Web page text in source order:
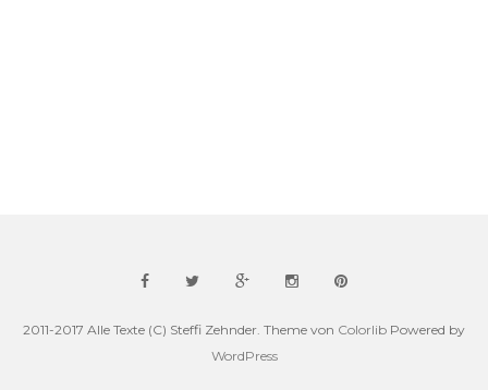
2011-2017 Alle Texte (C) Steffi Zehnder. Theme von Colorlib Powered by
WordPress